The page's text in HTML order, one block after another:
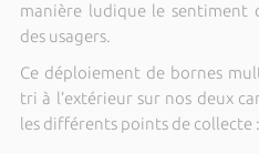
manière ludique le sentiment
des usagers.
Ce déploiement de bornes
tri à l’extérieur sur nos deux
les différents points de collecte :